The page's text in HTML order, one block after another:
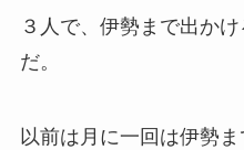
３人で、伊勢まで出か
だ。
以前は月に一回は伊勢